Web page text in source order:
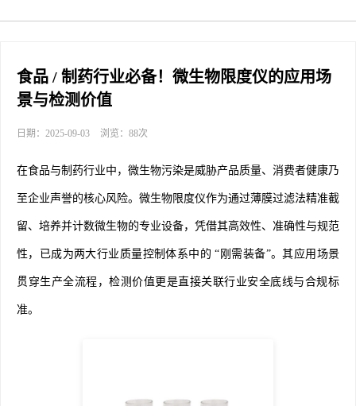
食品 / 制药行业必备！微生物限度仪的应用场
景与检测价值
日期：2025-09-03 浏览：88次
在食品与制药行业中，微生物污染是威胁产品质量、消费者健康乃
至企业声誉的核心风险。微生物限度仪作为通过薄膜过滤法精准截
留、培养并计数微生物的专业设备，凭借其高效性、准确性与规范
性，已成为两大行业质量控制体系中的 “刚需装备”。其应用场景
贯穿生产全流程，检测价值更是直接关联行业安全底线与合规标
准。